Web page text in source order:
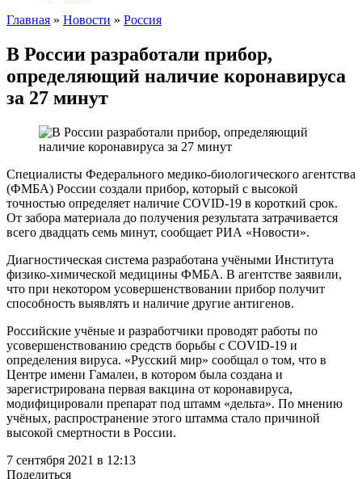
Главная » Новости » Россия
В России разработали прибор,
определяющий наличие коронавируса
за 27 минут
Специалисты Федерального медико-биологического агентства
(ФМБА) России создали прибор, который с высокой
точностью определяет наличие COVID-19 в короткий срок.
От забора материала до получения результата затрачивается
всего двадцать семь минут, сообщает РИА «Новости».
Диагностическая система разработана учёными Института
физико-химической медицины ФМБА. В агентстве заявили,
что при некотором усовершенствовании прибор получит
способность выявлять и наличие другие антигенов.
Российские учёные и разработчики проводят работы по
усовершенствованию средств борьбы с COVID-19 и
определения вируса. «Русский мир» сообщал о том, что в
Центре имени Гамалеи, в котором была создана и
зарегистрирована первая вакцина от коронавируса,
модифицировали препарат под штамм «дельта». По мнению
учёных, распространение этого штамма стало причиной
высокой смертности в России.
7 сентября 2021 в 12:13
Поделиться